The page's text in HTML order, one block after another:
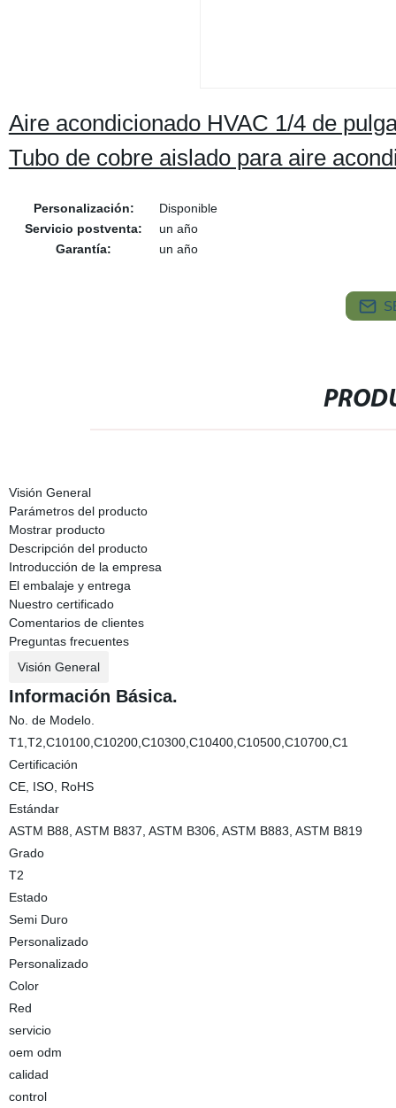
Aire acondicionado HVAC 1/4 de
Tubo de cobre aislado para aire
Personalización:
Disponible
Servicio postventa:
un año
Garantía:
un año
Visión General
Parámetros del producto
Mostrar producto
Descripción del producto
Introducción de la empresa
El embalaje y entrega
Nuestro certificado
Comentarios de clientes
Preguntas frecuentes
Visión General
Información Básica.
No. de Modelo.
T1,T2,C10100,C10200,C10300,C10400,C10500,C10700,C1
Certificación
CE, ISO, RoHS
Estándar
ASTM B88, ASTM B837, ASTM B306, ASTM B883, ASTM B819
Grado
T2
Estado
Semi Duro
Personalizado
Personalizado
Color
Red
servicio
oem odm
calidad
control